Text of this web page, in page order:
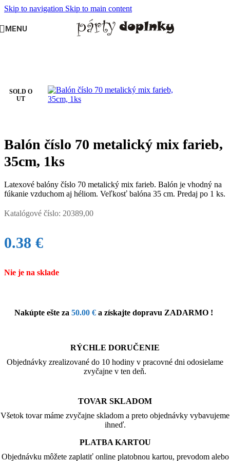
Skip to navigation Skip to main content
MENU
OSLAVY A PÁRTY / Jubileá
SOLD O
UT
Balón číslo 70 metalický mix farieb,
35cm, 1ks
Latexové balóny číslo 70 metalický mix farieb. Balón je vhodný na
fúkanie vzduchom aj héliom. Veľkosť balóna 35 cm. Predaj po 1 ks.
Katalógové číslo: 20389,00
0.38 €
Nie je na sklade
Nakúpte ešte za 50.00 € a získajte dopravu ZADARMO !
RÝCHLE DORUČENIE
Objednávky zrealizované do 10 hodiny v pracovné dni odosielame
zvyčajne v ten deň.
TOVAR SKLADOM
Všetok tovar máme zvyčajne skladom a preto objednávky vybavujeme
ihneď.
PLATBA KARTOU
Objednávku môžete zaplatiť online platobnou kartou, prevodom alebo